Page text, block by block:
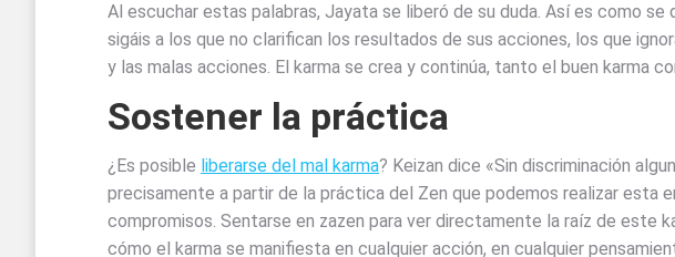
Al escuchar estas palabras, Jayata se liberó de su duda. Así es como
sigáis a los que no clarifican los resultados de sus acciones, los que
y las malas acciones. El karma se crea y continúa, tanto el buen karma
Sostener la práctica
¿Es posible liberarse del mal karma? Keizan dice «Sin discriminación
precisamente a partir de la práctica del Zen que podemos realizar esta
compromisos. Sentarse en zazen para ver directamente la raíz de este
cómo el karma se manifiesta en cualquier acción, en cualquier